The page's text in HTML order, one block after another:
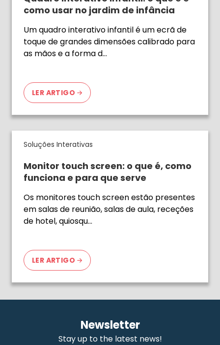
como usar no jardim de infância
Um quadro interativo infantil é um ecrã de
toque de grandes dimensões calibrado para
as mãos e a forma d…
LER ARTIGO
Soluções Interativas
Monitor touch screen: o que é, como
funciona e para que serve
Os monitores touch screen estão presentes
em salas de reunião, salas de aula, receções
de hotel, quiosqu…
LER ARTIGO
Newsletter
Stay up to the latest news!